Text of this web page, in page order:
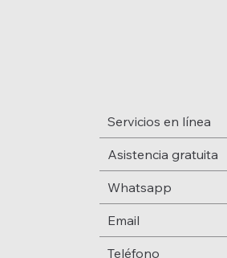
Servicios en línea
Asistencia gratuita
Whatsapp
Email
Teléfono